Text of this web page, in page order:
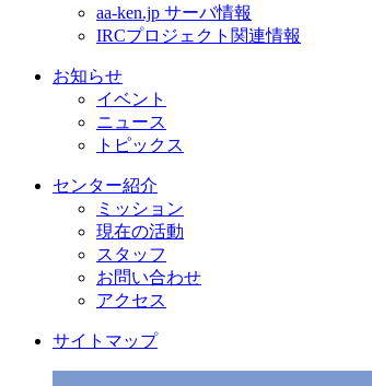
aa-ken.jp サーバ情報
IRCプロジェクト関連情報
お知らせ
イベント
ニュース
トピックス
センター紹介
ミッション
現在の活動
スタッフ
お問い合わせ
アクセス
サイトマップ